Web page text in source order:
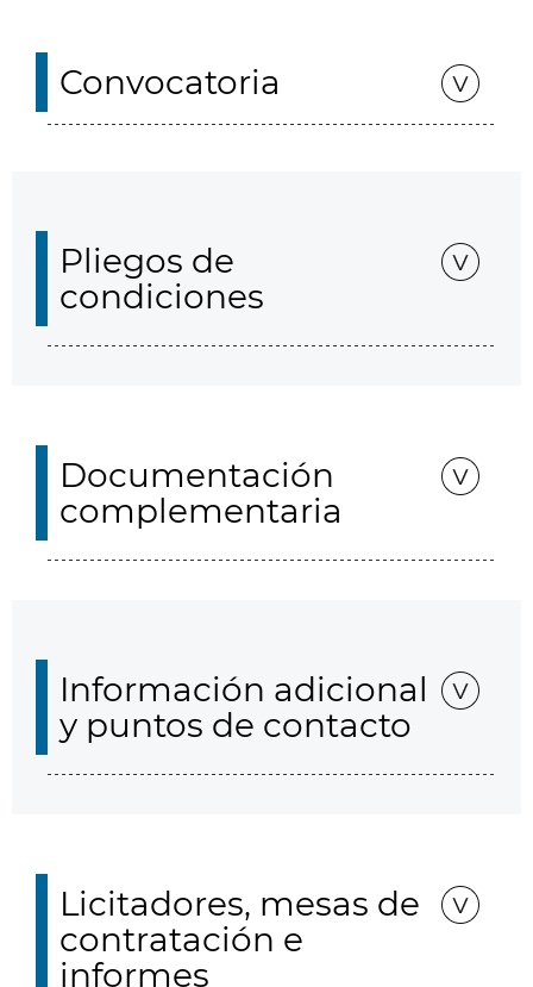
Convocatoria
Pliegos de
condiciones
Documentación
complementaria
Información adicional
y puntos de contacto
Licitadores, mesas de
contratación e
informes